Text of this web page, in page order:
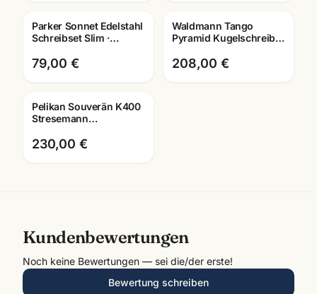
Gravur
Parker Sonnet Edelstahl
Schreibset Slim ·
Kugelschreiber · G.C.
79,00 €
Gravur
Waldmann Tango
Pyramid Kugelschreiber
Sterling Silber · 4688
208,00 €
Gravur
Pelikan Souverän K400
Stresemann
schwarz-silber · mit
Lasergravur
230,00 €
Kundenbewertungen
Noch keine Bewertungen — sei die/der erste!
Bewertung schreiben